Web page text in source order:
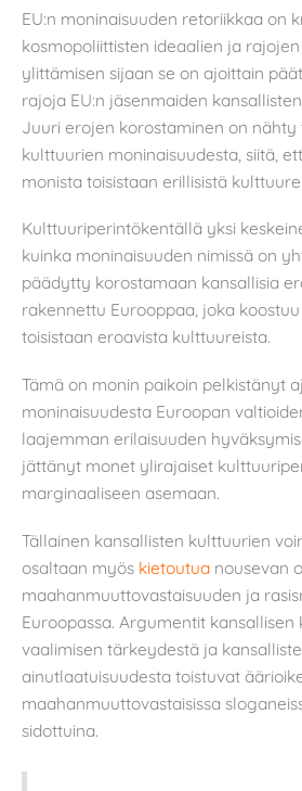
EU:n moninaisuuden retoriikkaa on
kosmopoliittisten ideaalien ja
ylittämisen sijaan se on ajoittain
rajoja EU:n jäsenmaiden
Juuri erojen korostaminen on nähty
kulttuurien moninaisuudesta, siitä,
monista toisistaan erillisistä
Kulttuuriperintökentällä yksi
kuinka moninaisuuden nimissä on
päädytty korostamaan kansallisia
rakennettu Eurooppaa, joka
toisistaan eroavista kulttuureista.
Tämä on monin paikoin pelkistänyt
moninaisuudesta Euroopan
laajemman erilaisuuden
jättänyt monet ylirajaiset
marginaaliseen asemaan.
Tällainen kansallisten kulttuurien
osaltaan myös kietoutua nousevan
maahanmuuttovastaisuuden ja
Euroopassa. Argumentit
vaalimisen tärkeydestä ja
ainutlaatuisuudesta toistuvat
maahanmuuttovastaisissa
sidottuina.